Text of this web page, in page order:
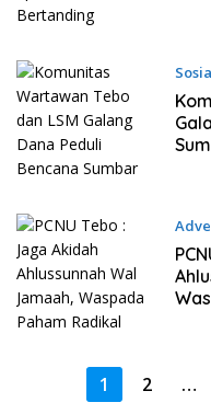
Paginasi
1 2 …